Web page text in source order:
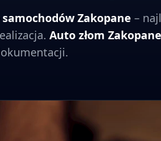
Zakopane –
Auto złom Zakopane